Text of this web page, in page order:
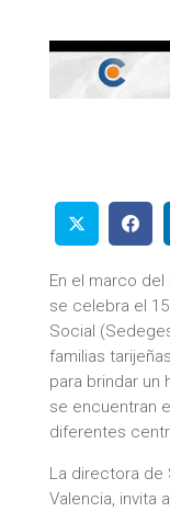
En el marco del
se celebra el
Social
familias
para brindar un
se encuentran
diferentes
La directora de
Valencia, invita